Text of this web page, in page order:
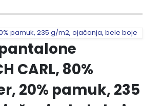
pamuk, 235 g/m2, ojačanja, bele boje
CARL, 80%
20% pamuk, 235